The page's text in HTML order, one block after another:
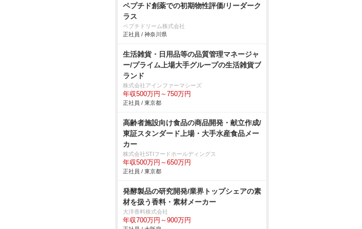
ペプチド創薬での初期物性評価/リーダーク
ラス
ペプチドリーム株式会社
正社員 / 神奈川県
生活雑貨・日用品等の品質管理マネージャ
ー/プライム上場大手グループの生活雑貨ブ
ランド
株式会社アインファーマシーズ
年収500万円～750万円
正社員 / 東京都
高齢者施設向け食品の商品開発・献立作成/
東証スタンダード上場・大手水産食品メー
カー
株式会社STIフードホールディングス
年収500万円～650万円
正社員 / 東京都
発酵製品の研究開発/業界トップシェアの素
材を扱う香料・素材メーカー
大洋香料株式会社
年収700万円～900万円